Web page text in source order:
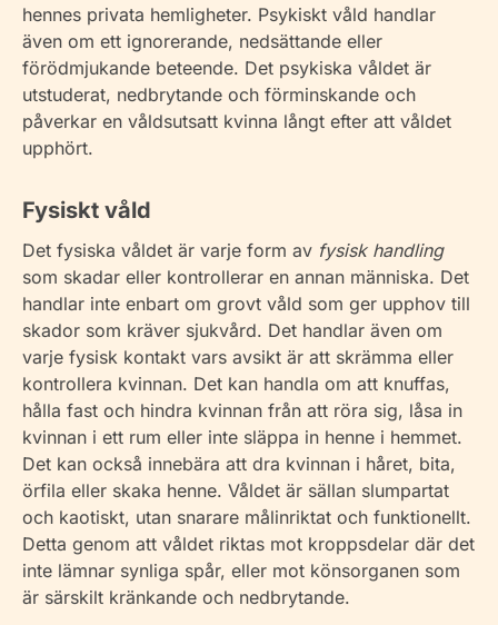
hennes privata hemligheter. Psykiskt våld handlar
även om ett ignorerande, nedsättande eller
förödmjukande beteende. Det psykiska våldet är
utstuderat, nedbrytande och förminskande och
påverkar en våldsutsatt kvinna långt efter att våldet
upphört.
Fysiskt våld
Det fysiska våldet är varje form av fysisk handling
som skadar eller kontrollerar en annan människa. Det
handlar inte enbart om grovt våld som ger upphov till
skador som kräver sjukvård. Det handlar även om
varje fysisk kontakt vars avsikt är att skrämma eller
kontrollera kvinnan. Det kan handla om att knuffas,
hålla fast och hindra kvinnan från att röra sig, låsa in
kvinnan i ett rum eller inte släppa in henne i hemmet.
Det kan också innebära att dra kvinnan i håret, bita,
örfila eller skaka henne. Våldet är sällan slumpartat
och kaotiskt, utan snarare målinriktat och funktionellt.
Detta genom att våldet riktas mot kroppsdelar där det
inte lämnar synliga spår, eller mot könsorganen som
är särskilt kränkande och nedbrytande.